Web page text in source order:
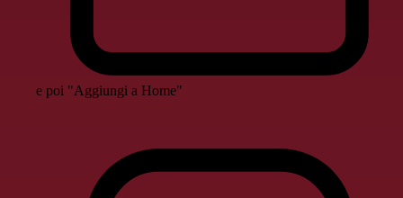
e poi "Aggiungi a Home"